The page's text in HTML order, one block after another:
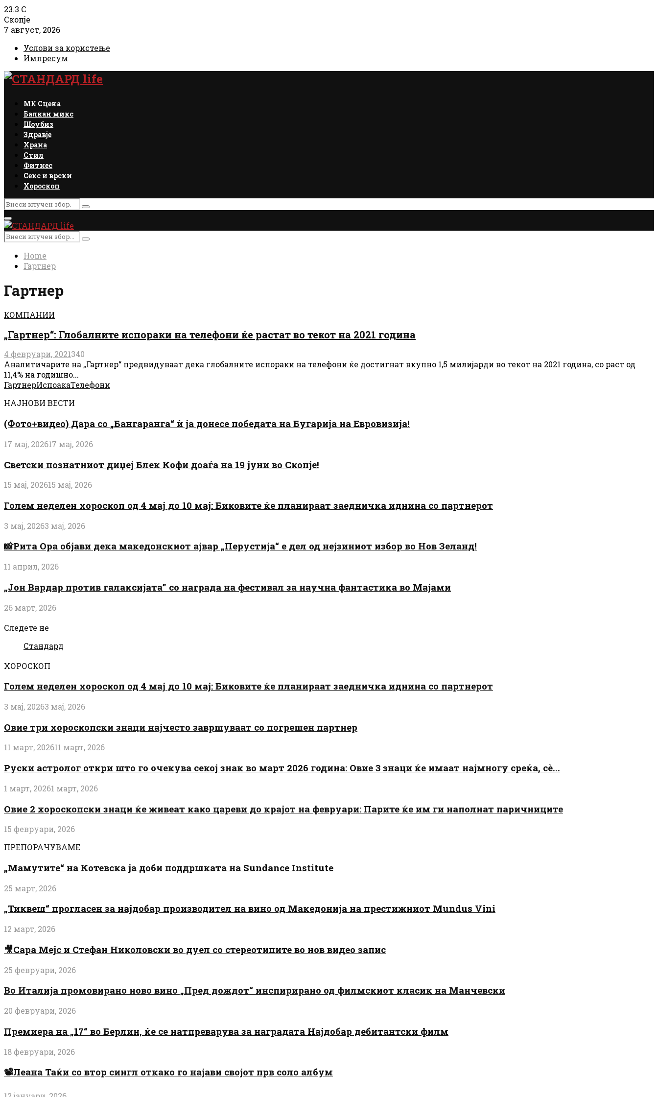
23.3 C
Скопје
7 август, 2026
Услови за користење
Импресум
Facebook
Instagram
Email
Rss
МК Сцена
Балкан микс
Шоубиз
Здравје
Храна
Стил
Фитнес
Секс и врски
Хороскоп
Search
for:
Search
Primary
Menu
Search
for:
Search
Home
Гартнер
Гартнер
КОМПАНИИ
„Гартнер“: Глобалните испораки на телефони ќе растат во текот на 2021 година
4 февруари, 2021340
Аналитичарите на „Гартнер“ предвидуваат дека глобалните испораки на телефони ќе достигнат вкупно 1,5 милијарди во текот на 2021 година, со раст од
11,4% на годишно...
ГартнерИспоакаТелефони
НАЈНОВИ ВЕСТИ
(Фото+видео) Дара со „Бангаранга“ ѝ ја донесе победата на Бугарија на Евровизија!
17 мај, 202617 мај, 2026
Светски познатниот диџеј Блек Кофи доаѓа на 19 јуни во Скопје!
15 мај, 202615 мај, 2026
Голем неделен хороскоп од 4 мај до 10 мај: Биковите ќе планираат заедничка иднина со партнерот
3 мај, 20263 мај, 2026
📸Рита Ора објави дека македонскиот ајвар „Перустија“ е дел од нејзиниот избор во Нов Зеланд!
11 април, 2026
„Јон Вардар против галаксијата” со награда на фестивал за научна фантастика во Мајами
26 март, 2026
Следете не
Стандард
ХОРОСКОП
Голем неделен хороскоп од 4 мај до 10 мај: Биковите ќе планираат заедничка иднина со партнерот
3 мај, 20263 мај, 2026
Овие три хороскопски знаци најчесто завршуваат со погрешен партнер
11 март, 202611 март, 2026
Руски астролог откри што го очекува секој знак во март 2026 година: Овие 3 знаци ќе имаат најмногу среќа, сè...
1 март, 20261 март, 2026
Овие 2 хороскопски знаци ќе живеат како цареви до крајот на февруари: Парите ќе им ги наполнат паричниците
15 февруари, 2026
ПРЕПОРАЧУВАМЕ
„Мамутите“ на Котевска ја доби поддршката на Sundance Institute
25 март, 2026
„Тиквеш“ прогласен за најдобар производител на вино од Македонија на престижниот Mundus Vini
12 март, 2026
🎥Сара Мејс и Стефан Николовски во дуел со стереотипите во нов видео запис
25 февруари, 2026
Во Италија промовирано ново вино „Пред дождот“ инспирирано од филмскиот класик на Манчевски
20 февруари, 2026
Премиера на „17“ во Берлин, ќе се натпреварува за наградата Најдобар дебитантски филм
18 февруари, 2026
📽️Леана Таќи со втор сингл откако го најави својот прв соло албум